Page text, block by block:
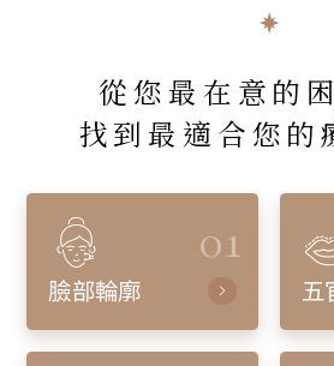
從您最在意的
找到最適合您的
01
臉部輪廓 五